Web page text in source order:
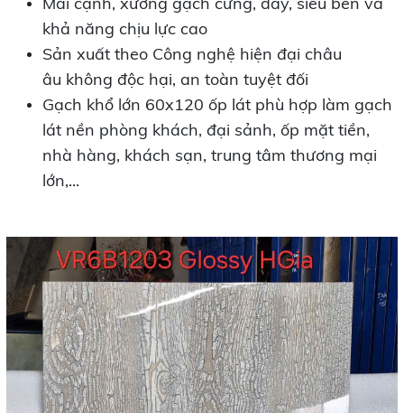
khả năng chịu lực cao
Sản xuất theo Công nghệ hiện đại châu
âu không độc hại, an toàn tuyệt đối
Gạch khổ lớn 60x120 ốp lát phù hợp làm gạch
lát nền phòng khách, đại sảnh, ốp mặt tiền,
nhà hàng, khách sạn, trung tâm thương mại
lớn,...